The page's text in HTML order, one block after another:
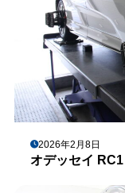
2026年2月8日
オデッセイ